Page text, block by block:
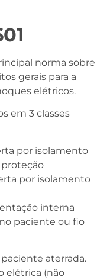
norma sobre
gerais para a
elétricos.
em 3 classes
por isolamento
por isolamento
interna
paciente ou fio
aterrada.
elétrica (não